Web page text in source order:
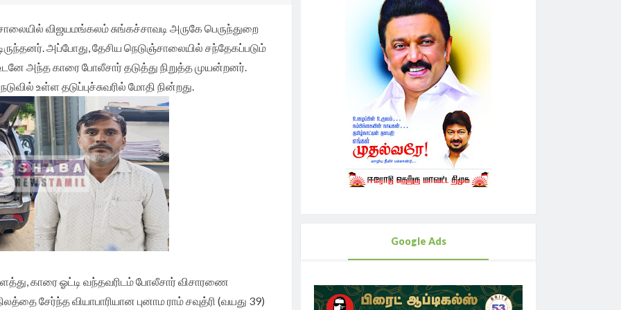
வறண்ட
முறையாக
(IIHT)
TVK
விஜயமங்கலம் சுங்கச்சாவடி அருகே பெருந்துறை
அப்போது, தேசிய நெடுஞ்சாலையில் சந்தேகப்படும்
அந்த காரை போலீசார் தடுத்து நிறுத்த முயன்றனர்.
உள்ள தடுப்புச்சுவரில் மோதி நின்றது.
காரை ஓட்டி வந்தவரிடம் போலீசார் விசாரணை
சேர்ந்த வியாபாரியான புனாம ராம் சவுத்ரி (வயது 39)
Google Ads